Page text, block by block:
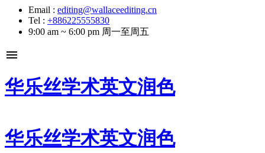
Email : editing@wallaceediting.cn
Tel : +886225555830
9:00 am ~ 6:00 pm 周一至周五
menu
华乐丝学术英文润色
华乐丝学术英文润色